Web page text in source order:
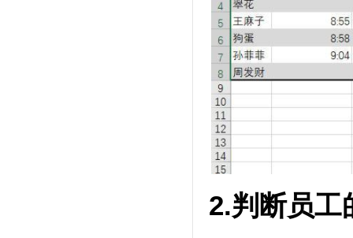
2.判断员工